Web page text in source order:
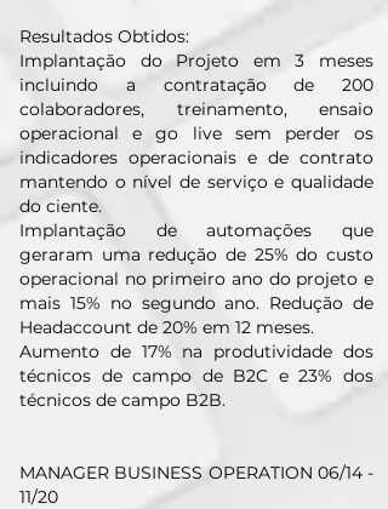
Resultados Obtidos:
Implantação do Projeto em 3 meses
incluindo a contratação de 200
colaboradores, treinamento, ensaio
operacional e go live sem perder os
indicadores operacionais e de contrato
mantendo o nível de serviço e qualidade
do ciente.
Implantação de automações que
geraram uma redução de 25% do custo
operacional no primeiro ano do projeto e
mais 15% no segundo ano. Redução de
Headaccount de 20% em 12 meses.
Aumento de 17% na produtividade dos
técnicos de campo de B2C e 23% dos
técnicos de campo B2B.
MANAGER BUSINESS OPERATION 06/14 -
11/20